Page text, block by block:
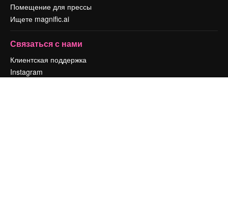
Помещение для прессы
Ищете magnific.ai
Связаться с нами
Клиентская поддержка
Instagram